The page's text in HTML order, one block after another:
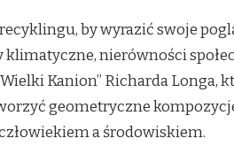
by wyrazić swoje
nierówności
Kanion” Richarda Longa,
geometryczne
a środowiskiem.